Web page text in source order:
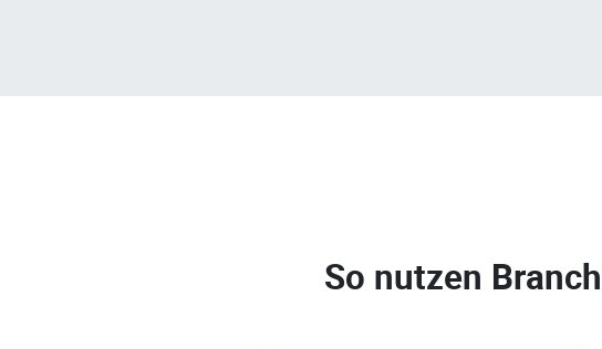
So nutzen